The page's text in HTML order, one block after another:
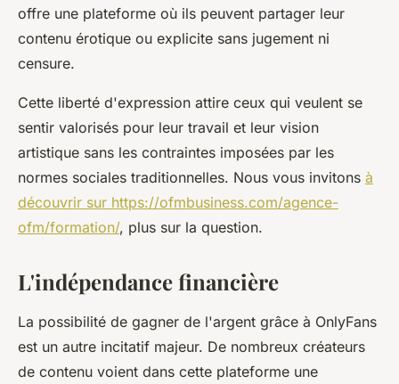
offre une plateforme où ils peuvent partager leur
contenu érotique ou explicite sans jugement ni
censure.
Cette liberté d'expression attire ceux qui veulent se
sentir valorisés pour leur travail et leur vision
artistique sans les contraintes imposées par les
normes sociales traditionnelles. Nous vous invitons à
découvrir sur https://ofmbusiness.com/agence-
ofm/formation/, plus sur la question.
L'indépendance financière
La possibilité de gagner de l'argent grâce à OnlyFans
est un autre incitatif majeur. De nombreux créateurs
de contenu voient dans cette plateforme une